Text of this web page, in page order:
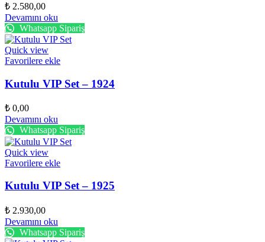
₺ 2.580,00
Devamını oku
Whatsapp Sipariş
Quick view
Favorilere ekle
Kutulu VIP Set – 1924
₺ 0,00
Devamını oku
Whatsapp Sipariş
Quick view
Favorilere ekle
Kutulu VIP Set – 1925
₺ 2.930,00
Devamını oku
Whatsapp Sipariş